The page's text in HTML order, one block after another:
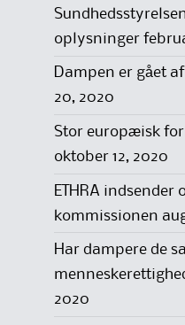
oplysninger
Dampen er gået
20, 2020
Stor europæisk
oktober 12, 2020
ETHRA indsender
kommissionen
Har dampere de
2020